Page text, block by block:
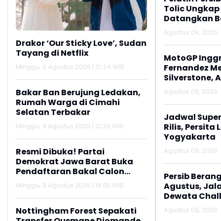
Drakor ‘Our Sticky Love’, Sudan
Tayang di Netflix
Minggu, 9 Agustus 2026 | 21:34 WIB
Bakar Ban Berujung Ledakan,
Rumah Warga di Cimahi
Selatan Terbakar
Minggu, 9 Agustus 2026 | 21:25 WIB
Resmi Dibuka! Partai
Demokrat Jawa Barat Buka
Pendaftaran Bakal Calon
Ketua DPD
Minggu, 9 Agustus 2026 | 19:05 WIB
Nottingham Forest Sepakati
Tolic
Datangkan
Agustus 09, 2026
MotoGP
Fernandez
Silverstone,
Podium
Agustus 09, 2026
Jadwal
Rilis, Persita
Yogyakarta
Agustus 09, 2026
Persib
Agustus,
Dewata
Agustus 09, 2026